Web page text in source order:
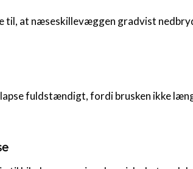
til, at næseskillevæggen gradvist
fuldstændigt, fordi brusken ikke